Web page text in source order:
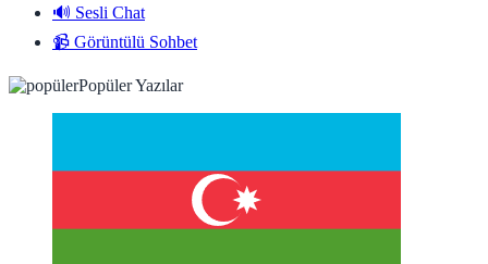
🔊 Sesli Chat
📹 Görüntülü Sohbet
Popüler Yazılar